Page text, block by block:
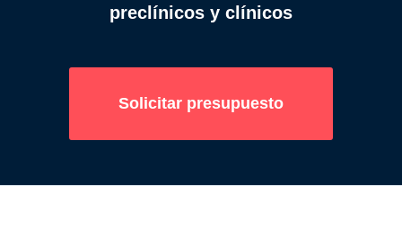
preclínicos y clínicos
Solicitar presupuesto